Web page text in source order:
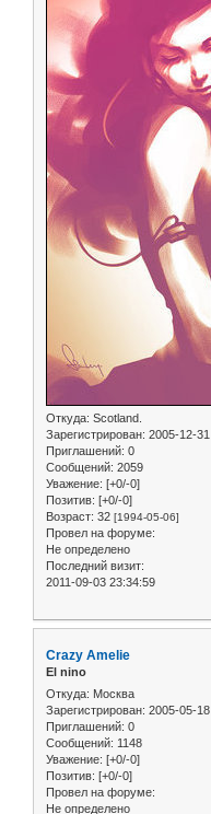
Откуда: Scotland.
Зарегистрирован: 2005-12-31
Приглашений: 0
Сообщений: 2059
Уважение: [+0/-0]
Позитив: [+0/-0]
Возраст: 32 [1994-05-06]
Провел на форуме:
Не определено
Последний визит:
2011-09-03 23:34:59
Crazy Amelie
El nino
Откуда: Москва
Зарегистрирован: 2005-05-18
Приглашений: 0
Сообщений: 1148
Уважение: [+0/-0]
Позитив: [+0/-0]
Провел на форуме:
Не определено